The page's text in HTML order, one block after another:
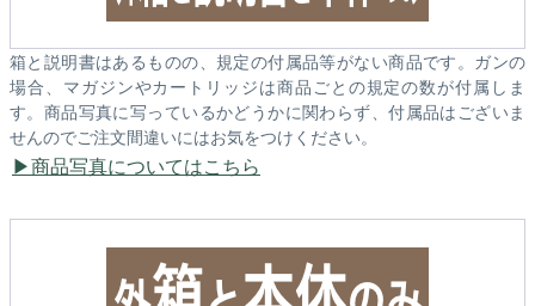
箱と説明書はあるものの、規定の付属品等がない商品です。ガンの
場合、マガジンやカートリッジは商品ごとの規定の数が付属しま
す。商品写真に写っているかどうかに関わらず、付属品はございま
せんのでご注文間違いにはお気をつけください。
商品写真についてはこちら